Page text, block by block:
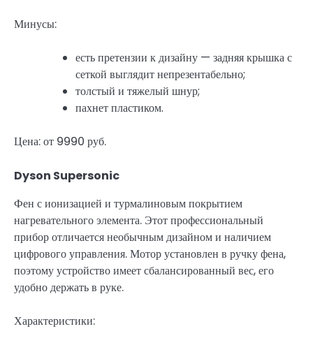
Минусы:
есть претензии к дизайну — задняя крышка с
сеткой выглядит непрезентабельно;
толстый и тяжелый шнур;
пахнет пластиком.
Цена: от 9990 руб.
Dyson Supersonic
Фен с ионизацией и турмалиновым покрытием
нагревательного элемента. Этот профессиональный
прибор отличается необычным дизайном и наличием
цифрового управления. Мотор установлен в ручку фена,
поэтому устройство имеет сбалансированный вес, его
удобно держать в руке.
Характеристики: